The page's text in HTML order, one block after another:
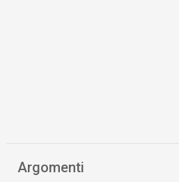
Argomenti